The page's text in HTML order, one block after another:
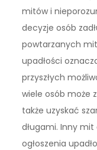
mitów i
decyzje osób
powtarzanych
upadłości
przyszłych
wiele osób może
także uzyskać
długami. Inny
ogłoszenia